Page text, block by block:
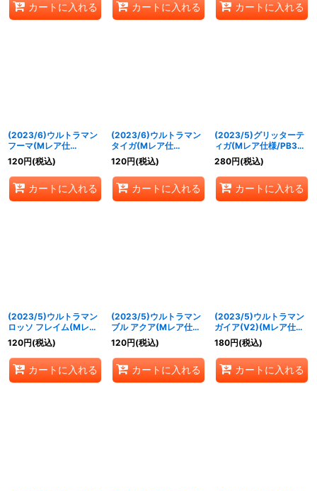
カートに入れる カートに入れる カートに入れる
(2023/6)ウルトラマン
フーマ(Mレア仕
様/PB32収録)【LM】
{LM19-U02}《青》
120円(税込)
カートに入れる
(2023/6)ウルトラマン
タイガ(Mレア仕
様/PB32収録)【LM】
{LM19-U01}《青》
120円(税込)
カートに入れる
(2023/5)グリッターテ
ィガ(Mレア仕様/PB32
収録)【X】{PB18-U06}
《青》
280円(税込)
カートに入れる
(2023/5)ウルトラマン
ロッソ フレイム(Mレア
仕様/PB32収録)【X】
{PB18-U03}《青》
120円(税込)
カートに入れる
(2023/5)ウルトラマン
ブル アクア(Mレア仕
様/PB32収録)【X】
{PB18-U02}《青》
120円(税込)
カートに入れる
(2023/5)ウルトラマン
ガイア(V2)(Mレア仕
様/PB32収録)【X】
{PB18-U01}《青》
180円(税込)
カートに入れる